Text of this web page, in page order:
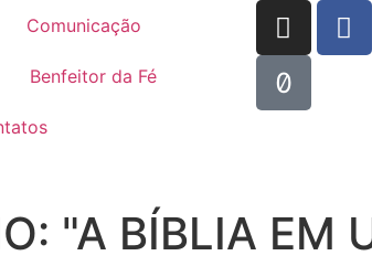
Comunicação
Benfeitor da Fé
"A BÍBLIA EM